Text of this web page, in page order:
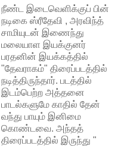
நீண்ட இடைவெளிக்குப் பின்
நடிகை ஸ்ரீதேவி , அரவிந்த்
சாமியுடன் இணைந்து
மலையாள இயக்குனர்
பரதனின் இயக்கத்தில்
"தேவராகம்" திரைப்படத்தில்
நடித்திருந்தார். படத்தில்
இடம்பெற்ற அத்தனை
பாடல்களுமே காதில் தேன்
வந்து பாயும் இனிமை
கொண்டவை. அந்தத்
திரைப்படத்தில் இருந்து "